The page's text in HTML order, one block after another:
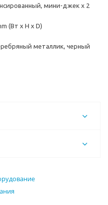
мини-джек x 2
(Вт x H x D)
металлик, черный